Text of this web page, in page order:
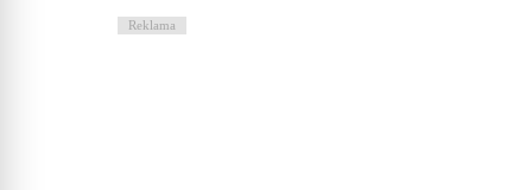
Reklama
Tworzenie profili w celu personalizacji treści